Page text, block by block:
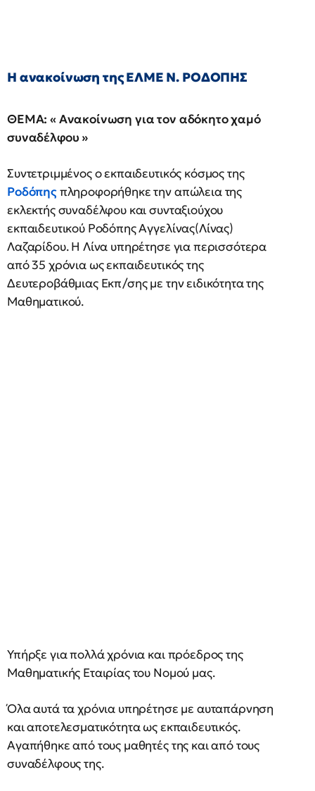
Η ανακοίνωση της ΕΛΜΕ Ν. ΡΟΔΟΠΗΣ
ΘΕΜΑ: « Ανακοίνωση για τον αδόκητο χαμό
συναδέλφου »
Συντετριμμένος ο εκπαιδευτικός κόσμος της
Ροδόπηςπληροφορήθηκε την απώλεια της
εκλεκτής συναδέλφου και συνταξιούχου
εκπαιδευτικού Ροδόπης Αγγελίνας(Λίνας)
Λαζαρίδου. Η Λίνα υπηρέτησε για περισσότερα
από 35 χρόνια ως εκπαιδευτικός της
Δευτεροβάθμιας Εκπ/σης με την ειδικότητα της
Μαθηματικού.
Υπήρξε για πολλά χρόνια και πρόεδρος της
Μαθηματικής Εταιρίας του Νομού μας.
Όλα αυτά τα χρόνια υπηρέτησε με αυταπάρνηση
και αποτελεσματικότητα ως εκπαιδευτικός.
Αγαπήθηκε από τους μαθητές της και από τους
συναδέλφους της.